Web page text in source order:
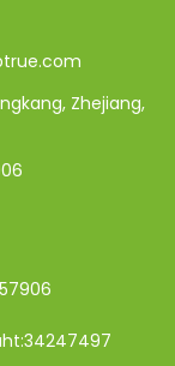
Zhejiang,